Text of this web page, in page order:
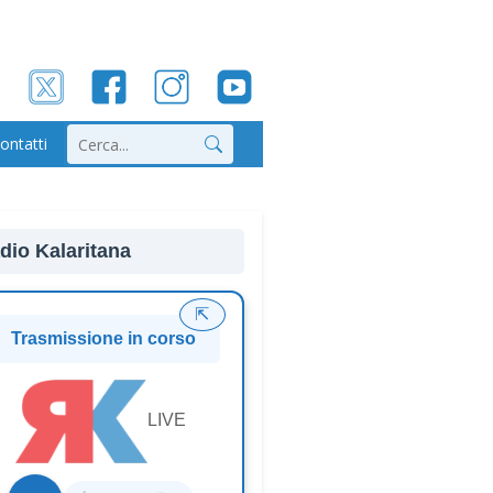
Cerca
Kalaritana
Trasmissione in corso
LIVE
⇱